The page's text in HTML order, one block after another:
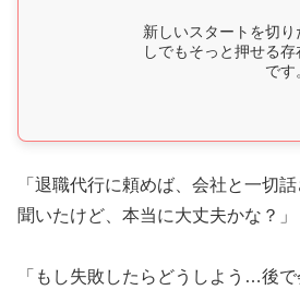
新しいスタートを切
しでもそっと押せる
です。
「退職代行に頼めば、会社と一切
聞いたけど、本当に大丈夫かな？」
「もし失敗したらどうしよう…後